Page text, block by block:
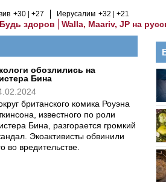
+30 +27 Иерусалим +32 +21
Будь здоров Walla, Maariv, JP на
обозлились на
Бина
британского комика Роуэна
известного по роли
Бина, разгорается громкий
Экоактивисты обвинили
во вредительстве.